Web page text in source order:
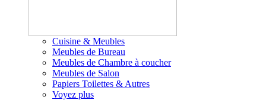
Cuisine & Meubles
Meubles de Bureau
Meubles de Chambre à coucher
Meubles de Salon
Papiers Toilettes & Autres
Voyez plus